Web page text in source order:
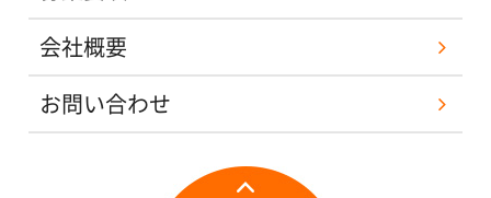
会社概要
お問い合わせ